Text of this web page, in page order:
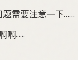
题需要注意一下……